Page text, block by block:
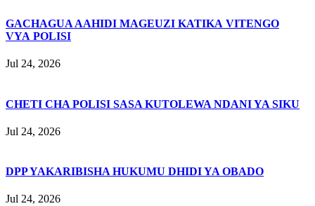
GACHAGUA AAHIDI MAGEUZI KATIKA VITENGO
VYA POLISI
Jul 24, 2026
CHETI CHA POLISI SASA KUTOLEWA NDANI YA SIKU
Jul 24, 2026
DPP YAKARIBISHA HUKUMU DHIDI YA OBADO
Jul 24, 2026